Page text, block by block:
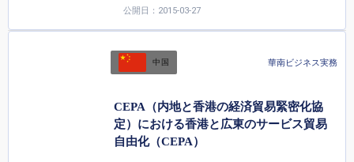
公開日：2015-03-27
中国 華南ビジネス実務
CEPA（内地と香港の経済貿易緊密化協
定）における香港と広東のサービス貿易
自由化（CEPA）